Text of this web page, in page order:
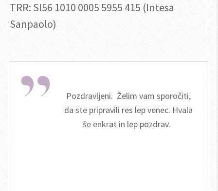
TRR: SI56 1010 0005 5955 415 (Intesa
Sanpaolo)
vam sporočiti,
lep venec. Hvala
Spoštovana,
lep. Preverim